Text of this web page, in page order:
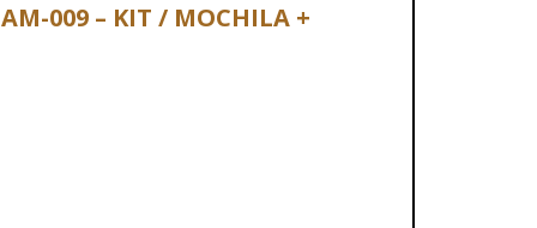
009 – KIT / MOCHILA +